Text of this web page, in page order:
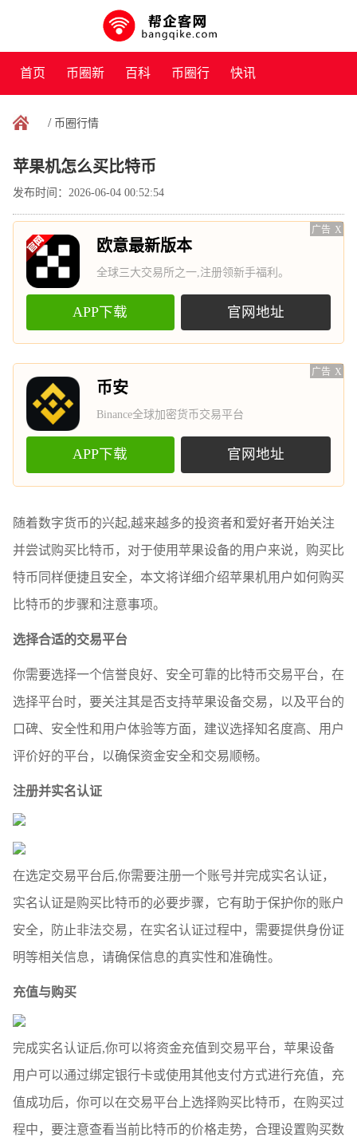
首页 币圈新
闻
百科 币圈行 快讯
/ 币圈行情
苹果机怎么买比特币
发布时间：2026-06-04 00:52:54
广告 X
欧意最新版本
全球三大交易所之一,注册领新手福利。
APP下载 官网地址
广告 X
币安
Binance全球加密货币交易平台
APP下载 官网地址
随着数字货币的兴起,越来越多的投资者和爱好者开始关注
并尝试购买比特币，对于使用苹果设备的用户来说，购买比
特币同样便捷且安全，本文将详细介绍苹果机用户如何购买
比特币的步骤和注意事项。
选择合适的交易平台
你需要选择一个信誉良好、安全可靠的比特币交易平台，在
选择平台时，要关注其是否支持苹果设备交易，以及平台的
口碑、安全性和用户体验等方面，建议选择知名度高、用户
评价好的平台，以确保资金安全和交易顺畅。
注册并实名认证
在选定交易平台后,你需要注册一个账号并完成实名认证，
实名认证是购买比特币的必要步骤，它有助于保护你的账户
安全，防止非法交易，在实名认证过程中，需要提供身份证
明等相关信息，请确保信息的真实性和准确性。
充值与购买
完成实名认证后,你可以将资金充值到交易平台，苹果设备
用户可以通过绑定银行卡或使用其他支付方式进行充值，充
值成功后，你可以在交易平台上选择购买比特币，在购买过
程中，要注意查看当前比特币的价格走势，合理设置购买数